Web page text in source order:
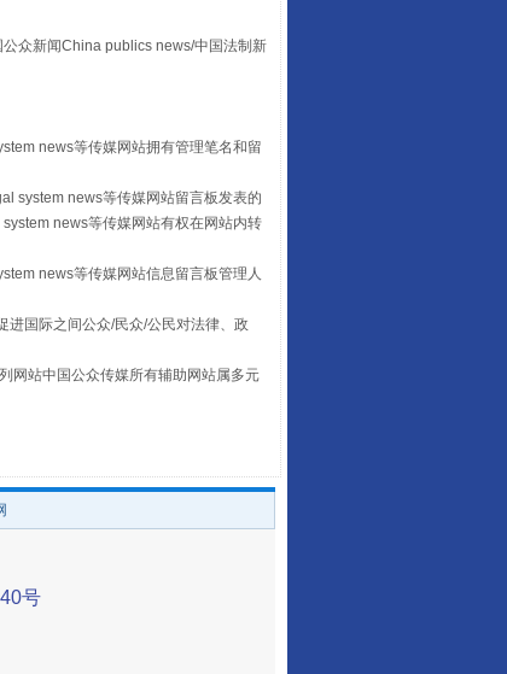
走走走！国家喊你健身啦
众新闻China publics news/中国法制新
news等传媒网站拥有管理笔名和留
system news等传媒网站留言板发表的
news等传媒网站有权在网站内转
news等传媒网站信息留言板管理人
进国际之间公众/民众/公民对法律、政
网站中国公众传媒所有辅助网站属多元
号